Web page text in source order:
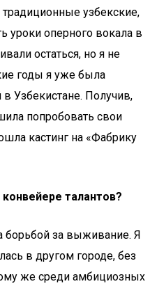
узбекские,
уроки оперного вокала в
остаться, но я не
годы я уже была
Узбекистане. Получив,
попробовать свои
кастинг на «Фабрику
талантов?
за выживание. Я
в другом городе, без
же среди амбициозных